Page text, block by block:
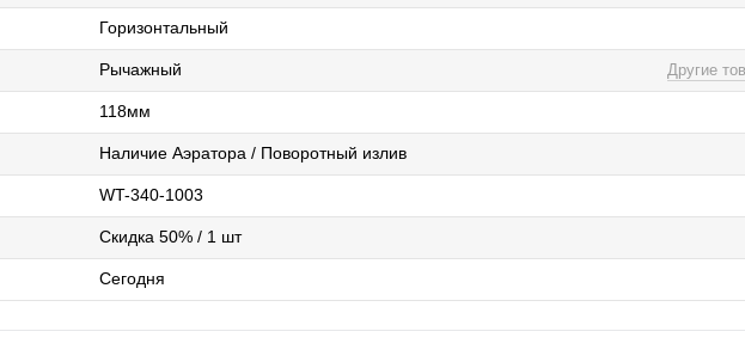
Горизонтальный
Рычажный Другие
118мм
Наличие Аэратора / Поворотный излив
WT-340-1003
Скидка 50% / 1 шт
Сегодня